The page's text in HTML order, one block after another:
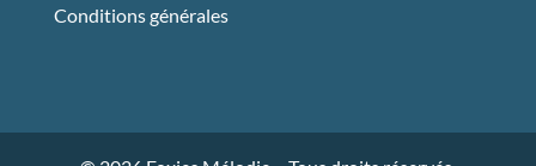
Conditions générales